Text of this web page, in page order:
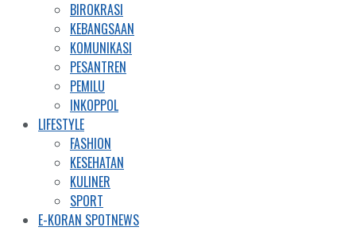
BIROKRASI
KEBANGSAAN
KOMUNIKASI
PESANTREN
PEMILU
INKOPPOL
LIFESTYLE
FASHION
KESEHATAN
KULINER
SPORT
E-KORAN SPOTNEWS